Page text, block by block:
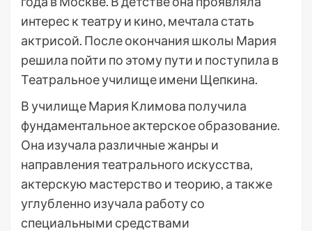
интерес к театру и кино, мечтала стать
актрисой. После окончания школы Мария
решила пойти по этому пути и поступила в
Театральное училище имени Щепкина.
В училище Мария Климова получила
фундаментальное актерское образование.
Она изучала различные жанры и
направления театрального искусства,
актерскую мастерство и теорию, а также
углубленно изучала работу со
специальными средствами